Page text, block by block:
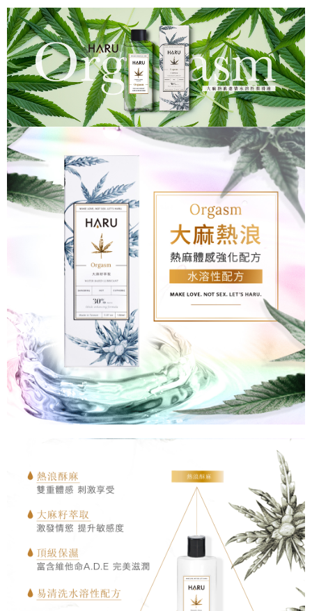
５．嚴禁一人註冊多個帳號或使用他人資訊註冊。若發現惡意使用之情形，
恩沛科技股份有限公司將有權停止該用戶之使用額度並採取法律行動。